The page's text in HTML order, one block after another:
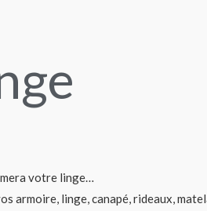
votre linge…
armoire, linge, canapé, rideaux,